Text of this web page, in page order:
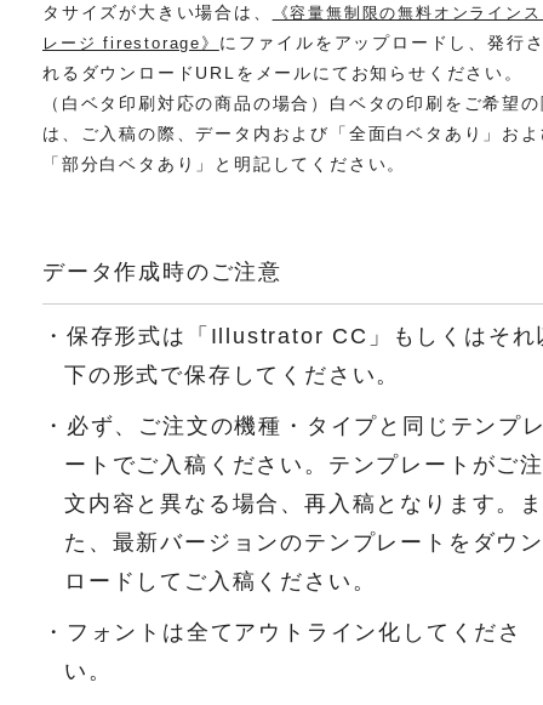
タサイズが大きい場合は、
《容量無制限の無料オンライン
レージ firestorage》 にファイルをアップロードし、発行
れるダウンロードURLをメールにてお知らせください。
（白ベタ印刷対応の商品の場合）白ベタの印刷をご希望
は、ご入稿の際、データ内および「全面白ベタあり」お
「部分白ベタあり」と明記してください。
データ作成時のご注意
・保存形式は「Illustrator CC」もしくはそれ
下の形式で保存してください。
・必ず、ご注文の機種・タイプと同じテンプ
ートでご入稿ください。テンプレートがご注
文内容と異なる場合、再入稿となります。
た、最新バージョンのテンプレートをダウン
ロードしてご入稿ください。
・フォントは全てアウトライン化してくださ
い。